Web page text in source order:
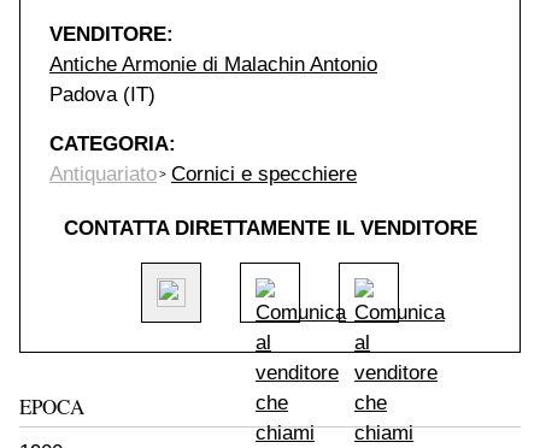
VENDITORE:
Antiche Armonie di Malachin Antonio
Padova (IT)
CATEGORIA:
Antiquariato
Cornici e specchiere
CONTATTA DIRETTAMENTE IL VENDITORE
EPOCA